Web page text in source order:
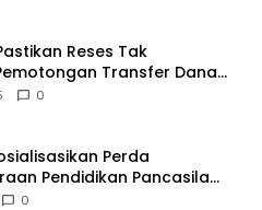
Reses Tak
Transfer Dana
0
Perda
Pendidikan Pancasila
Kebangsaan
0